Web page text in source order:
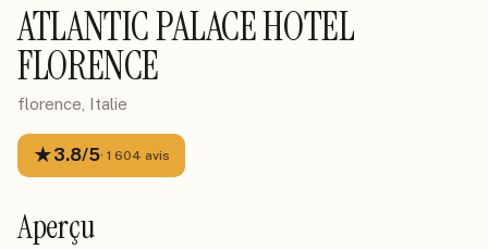
ATLANTIC PALACE HOTEL
FLORENCE
florence, Italie
★3.8/5· 1 604 avis
Aperçu